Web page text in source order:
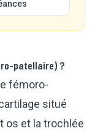
patellaire) ?
fémoro-
situé
os et la trochlée